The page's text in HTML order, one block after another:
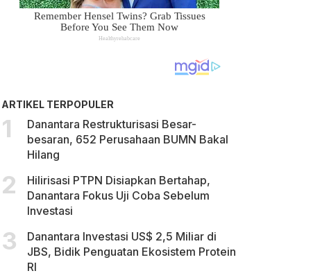
ARTIKEL TERPOPULER
Danantara Restrukturisasi Besar-
besaran, 652 Perusahaan BUMN Bakal
Hilang
Hilirisasi PTPN Disiapkan Bertahap,
Danantara Fokus Uji Coba Sebelum
Investasi
Danantara Investasi US$ 2,5 Miliar di
JBS, Bidik Penguatan Ekosistem Protein
RI